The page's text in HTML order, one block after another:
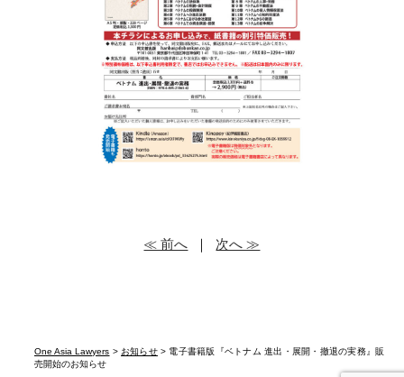
One Asia Lawyers > お知らせ> 電子書籍版『ベトナム 進出・展開・撤退の実務』販
売開始のお知らせ
≪ 前へ ｜ 次へ ≫